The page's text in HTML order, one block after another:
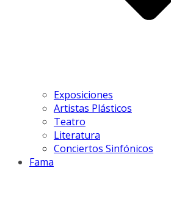
Exposiciones
Artistas Plásticos
Teatro
Literatura
Conciertos Sinfónicos
Fama